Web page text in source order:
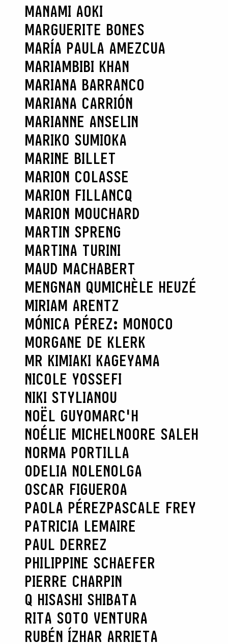
MANAMI AOKI
MARGUERITE BONES
MARÍA PAULA AMEZCUA
MARIAMBIBI KHAN
MARIANA BARRANCO
MARIANA CARRIÓN
MARIANNE ANSELIN
MARIKO SUMIOKA
MARINE BILLET
MARION COLASSE
MARION FILLANCQ
MARION MOUCHARD
MARTIN SPRENG
MARTINA TURINI
MAUD MACHABERT
MENGNAN QUMICHÈLE HEUZÉ
MIRIAM ARENTZ
MÓNICA PÉREZ: MONOCO
MORGANE DE KLERK
MR KIMIAKI KAGEYAMA
NICOLE YOSSEFI
NIKI STYLIANOU
NOËL GUYOMARC'H
NOÉLIE MICHELNOORE SALEH
NORMA PORTILLA
ODELIA NOLENOLGA
OSCAR FIGUEROA
PAOLA PÉREZPASCALE FREY
PATRICIA LEMAIRE
PAUL DERREZ
PHILIPPINE SCHAEFER
PIERRE CHARPIN
Q HISASHI SHIBATA
RITA SOTO VENTURA
RUBÉN ÍZHAR ARRIETA